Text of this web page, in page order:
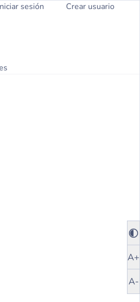
sesión Crear usuario
A+
A-